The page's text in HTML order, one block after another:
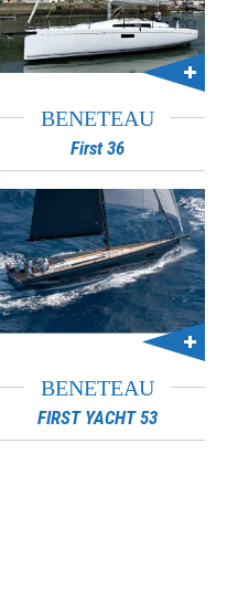
BENETEAU
First 36
BENETEAU
FIRST YACHT 53